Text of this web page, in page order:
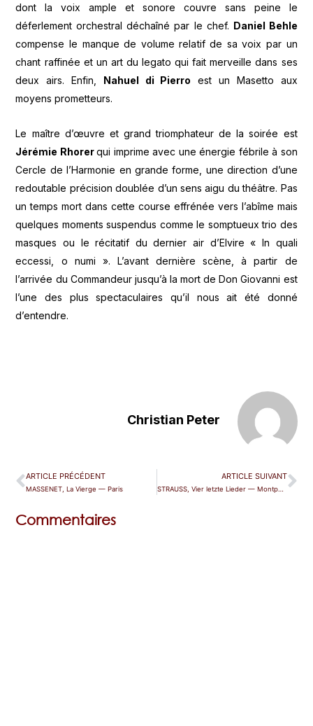
dont la voix ample et sonore couvre sans peine le
déferlement orchestral déchaîné par le chef. Daniel Behle
compense le manque de volume relatif de sa voix par un
chant raffinée et un art du legato qui fait merveille dans ses
deux airs. Enfin, Nahuel di Pierro est un Masetto aux
moyens prometteurs.
Le maître d’œuvre et grand triomphateur de la soirée est
Jérémie Rhorerqui imprime avec une énergie fébrile à son
Cercle de l’Harmonie en grande forme, une direction d’une
redoutable précision doublée d’un sens aigu du théâtre. Pas
un temps mort dans cette course effrénée vers l’abîme mais
quelques moments suspendus comme le somptueux trio des
masques ou le récitatif du dernier air d’Elvire « In quali
eccessi, o numi ». L’avant dernière scène, à partir de
l’arrivée du Commandeur jusqu’à la mort de Don Giovanni est
l’une des plus spectaculaires qu’il nous ait été donné
d’entendre.
Christian Peter
ARTICLE PRÉCÉDENT
MASSENET, La Vierge — Paris
ARTICLE SUIVANT
STRAUSS, Vier letzte Lieder — Montpellier
Commentaires